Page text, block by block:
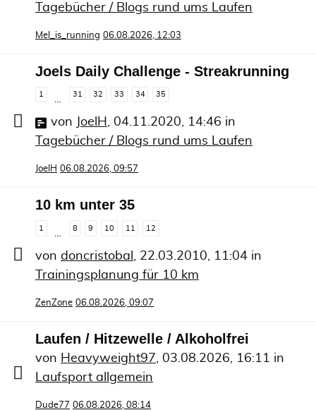
Tagebücher / Blogs rund ums Laufen
Mel_is_running 06.08.2026, 12:03
Joels Daily Challenge - Streakrunning
1
…
31 32 33 34 35
von JoelH , 04.11.2020, 14:46 in
Tagebücher / Blogs rund ums Laufen
JoelH 06.08.2026, 09:57
10 km unter 35
1 8 9 10 11 12
von doncristobal 22.03.2010, 11:04 in
Trainingsplanung für 10 km
ZenZone 06.08.2026, 09:07
Laufen / Hitzewelle / Alkoholfrei
von Heavyweight97 03.08.2026, 16:11
in
Laufsport allgemein
Dude77 06.08.2026, 08:14